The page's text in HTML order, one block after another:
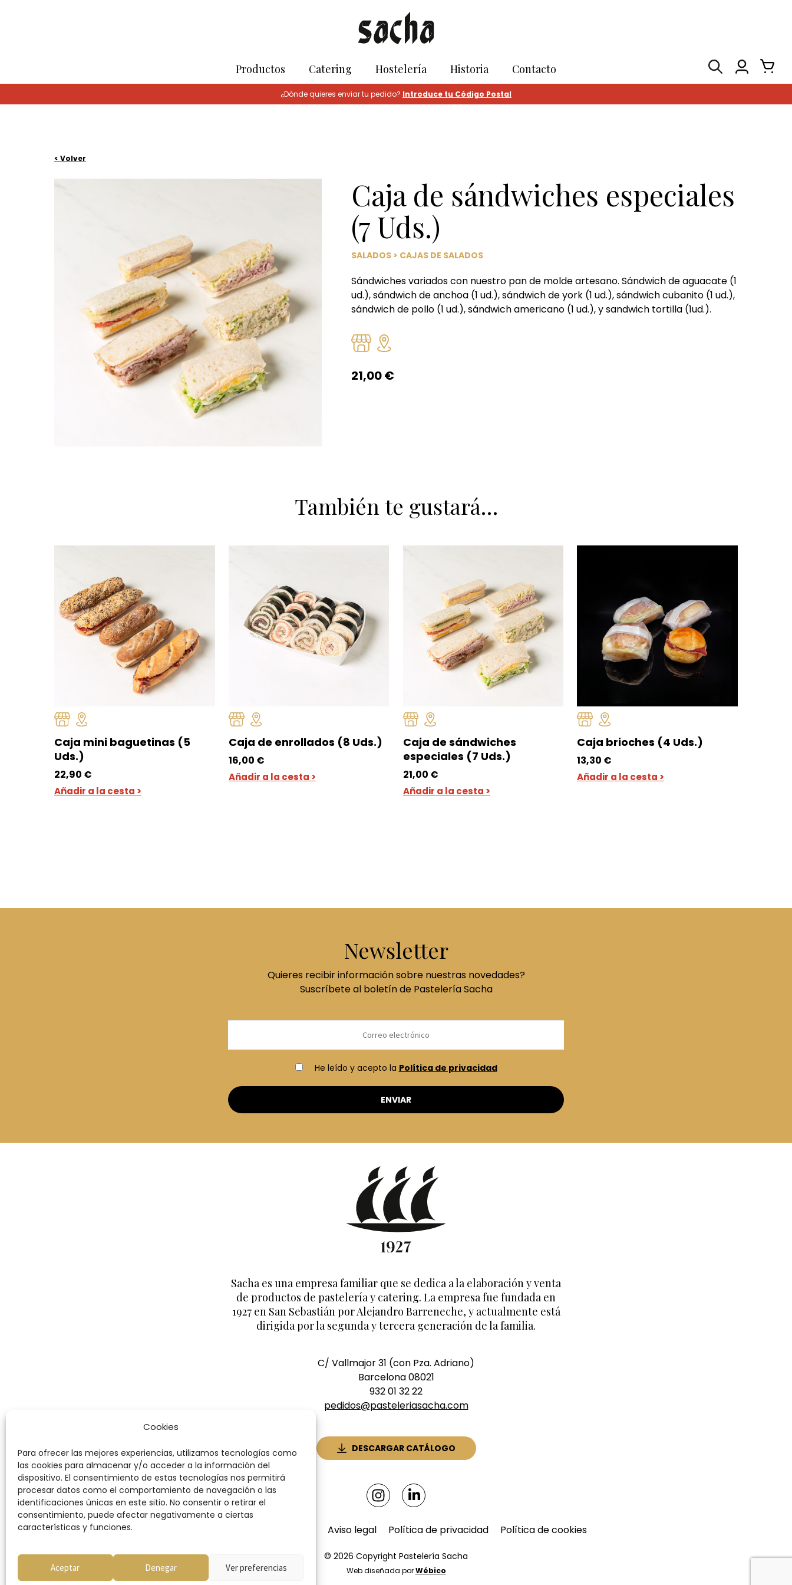
Cookies
Para ofrecer las mejores experiencias, utilizamos tecnologías como
las cookies para almacenar y/o acceder a la información del
dispositivo. El consentimiento de estas tecnologías nos permitirá
procesar datos como el comportamiento de navegación o las
identificaciones únicas en este sitio. No consentir o retirar el
consentimiento, puede afectar negativamente a ciertas
características y funciones.
Aceptar Denegar Ver preferencias
Productos Catering Hostelería Historia Contacto
¿Dónde quieres enviar tu pedido? Introduce tu Código Postal
< Volver
Caja de sándwiches especiales
(7 Uds.)
SALADOS > CAJAS DE SALADOS
Sándwiches variados con nuestro pan de molde artesano. Sándwich de aguacate (1
ud.), sándwich de anchoa (1 ud.), sándwich de york (1 ud.), sándwich cubanito (1 ud.),
sándwich de pollo (1 ud.), sándwich americano (1 ud.), y sandwich tortilla (1ud.).
21,00€
También te gustará…
Caja mini baguetinas (5
Uds.)
22,90 €
Añadir a la cesta >
Caja de enrollados (8 Uds.)
16,00 €
Añadir a la cesta >
Caja de sándwiches
especiales (7 Uds.)
21,00 €
Añadir a la cesta >
Caja brioches (4 Uds.)
13,30 €
Añadir a la cesta >
Newsletter
Quieres recibir información sobre nuestras novedades?
Suscríbete al boletín de Pastelería Sacha
He leído y acepto la Política de privacidad
Sacha es una empresa familiar que se dedica a la elaboración y venta
de productos de pastelería y catering. La empresa fue fundada en
1927 en San Sebastián por Alejandro Barreneche, y actualmente está
dirigida por la segunda y tercera generación de la familia.
C/ Vallmajor 31 (con Pza. Adriano)
Barcelona 08021
932 01 32 22
pedidos@pasteleriasacha.com
DESCARGAR CATÁLOGO
Aviso legal Política de privacidad Política de cookies
© 2026 Copyright Pastelería Sacha
Web diseñada porWébico